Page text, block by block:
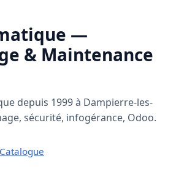
—
& Maintenance
depuis 1999 à Dampierre-les-
sécurité, infogérance, Odoo.
Catalogue